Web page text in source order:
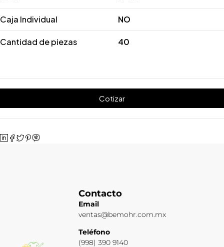
Caja Individual NO
Cantidad de piezas 40
Cotizar
Contacto
Email
ventas@bemohr.com.mx
Teléfono
(998) 390 9140